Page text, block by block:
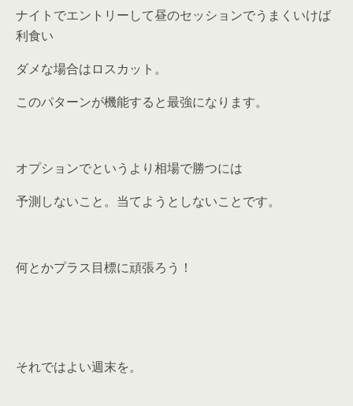
ナイトでエントリーして昼のセッションでうまくいけば
利食い
ダメな場合はロスカット。
このパターンが機能すると最強になります。
オプションでというより相場で勝つには
予測しないこと。当てようとしないことです。
何とかプラス目標に頑張ろう！
それではよい週末を。